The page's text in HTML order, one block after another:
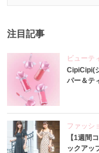
注目記事
ビューテ
CipiCipi(
パー＆テ
ファッシ
【1週間
ックアッ